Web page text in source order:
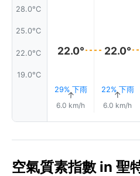
28.0°C
25.0°C
22.0°C
19.0°C
22.0°
29% 下雨
↑
6.0 km/h
22.0°
22% 下雨
↑
6.0 km/h
空氣質素指數 in 聖